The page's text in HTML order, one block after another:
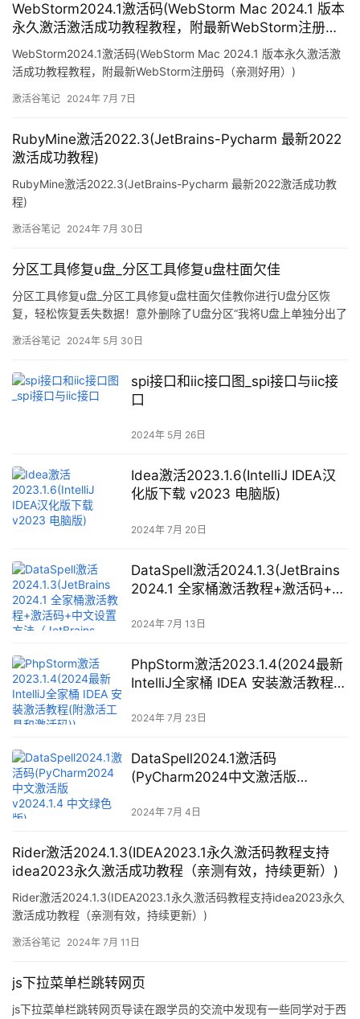
WebStorm2024.1激活码(WebStorm Mac 2024.1 版本
永久激活激活成功教程教程，附最新WebStorm注册码
（亲测好用）)
WebStorm2024.1激活码(WebStorm Mac 2024.1 版本永久激活激
活成功教程教程，附最新WebStorm注册码（亲测好用）)
激活谷笔记 2024年 7月 7日
RubyMine激活2022.3(JetBrains-Pycharm 最新2022
激活成功教程)
RubyMine激活2022.3(JetBrains-Pycharm 最新2022激活成功教
程)
激活谷笔记 2024年 7月 30日
分区工具修复u盘_分区工具修复u盘柱面欠佳
分区工具修复u盘_分区工具修复u盘柱面欠佳教你进行U盘分区恢
复，轻松恢复丢失数据！意外删除了U盘分区“我将U盘上单独分出了
Windows时，它删除了我U盘上的所有分区。这是什么原因？之前
激活谷笔记 2024年 5月 30日
spi接口和iic接口图_spi接口与iic接
口
2024年 5月 26日
Idea激活2023.1.6(IntelliJ IDEA汉
化版下载 v2023 电脑版)
2024年 7月 20日
DataSpell激活2024.1.3(JetBrains
2024.1 全家桶激活教程+激活码+中
AI 神器，全行代码补全）)
2024年 7月 13日
PhpStorm激活2023.1.4(2024最新
IntelliJ全家桶 IDEA 安装激活教程
2024年 7月 23日
DataSpell2024.1激活码
(PyCharm2024中文激活版
2024年 7月 4日
Rider激活2024.1.3(IDEA2023.1永久激活码教程支持
idea2023永久激活成功教程（亲测有效，持续更新）)
Rider激活2024.1.3(IDEA2023.1永久激活码教程支持idea2023永久
激活成功教程（亲测有效，持续更新）)
激活谷笔记 2024年 7月 11日
js下拉菜单栏跳转网页
js下拉菜单栏跳转网页导读在跟学员的交流中发现有一些同学对于西